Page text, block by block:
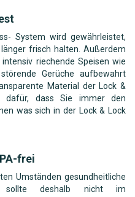
System wird gewährleistet,
frisch halten. Außerdem
riechende Speisen wie
Gerüche aufbewahrt
Material der Lock &
dafür, dass Sie immer den
was sich in der Lock & Lock
frei
Umständen gesundheitliche
sollte deshalb nicht im